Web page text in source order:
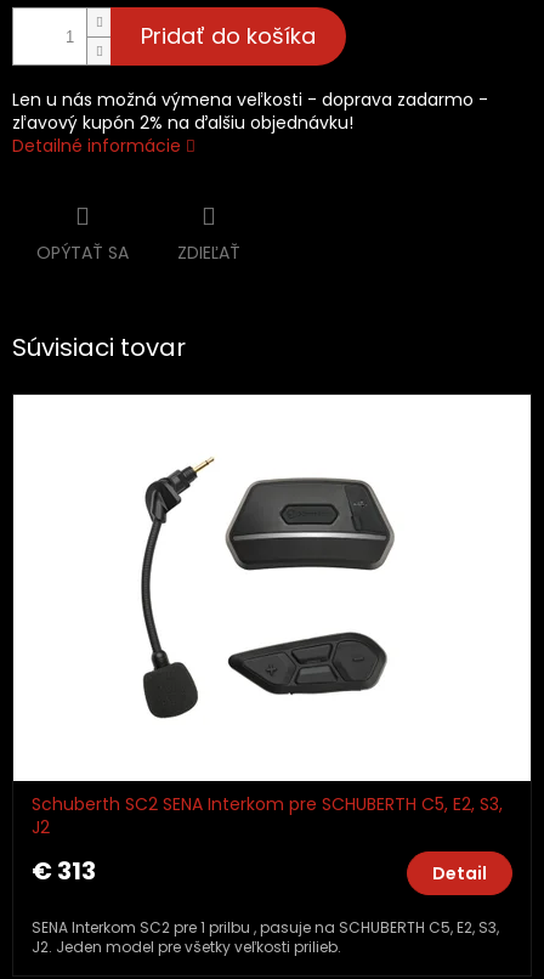
Pridať do košíka
Len u nás možná výmena veľkosti - doprava zadarmo -
zľavový kupón 2% na ďalšiu objednávku!
Detailné informácie
OPÝTAŤ SA ZDIEĽAŤ
Súvisiaci tovar
Schuberth SC2 SENA Interkom pre SCHUBERTH C5, E2, S3,
J2
€ 313 Detail
SENA Interkom SC2 pre 1 prilbu , pasuje na SCHUBERTH C5, E2, S3,
J2. Jeden model pre všetky veľkosti prilieb.